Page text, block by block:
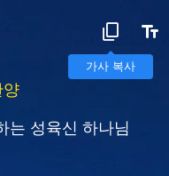
가사 복사
양
는 성육신 하나님